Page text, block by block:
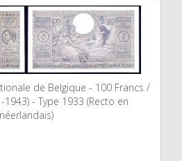
de Belgique - 100 Francs /
1943) - Type 1933 (Recto en
néerlandais)